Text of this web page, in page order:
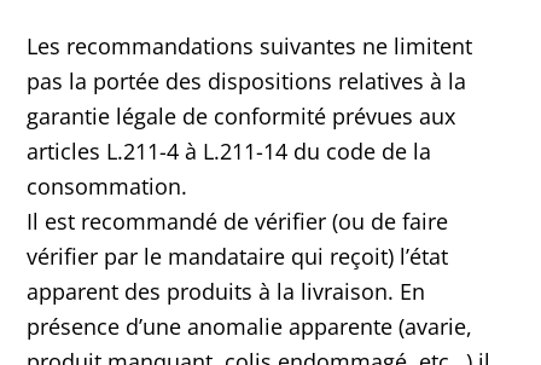
Les recommandations suivantes ne limitent
pas la portée des dispositions relatives à la
garantie légale de conformité prévues aux
articles L.211-4 à L.211-14 du code de la
consommation.
Il est recommandé de vérifier (ou de faire
vérifier par le mandataire qui reçoit) l’état
apparent des produits à la livraison. En
présence d’une anomalie apparente (avarie,